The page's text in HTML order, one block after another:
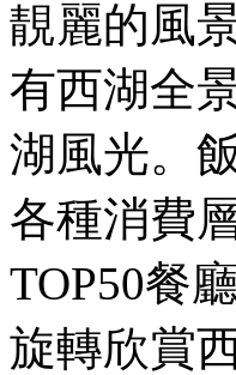
靚麗的風
有西湖全
湖風光。
各種消費
TOP50餐
旋轉欣賞